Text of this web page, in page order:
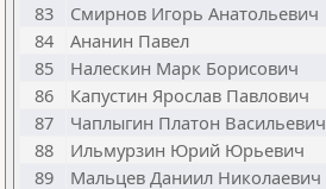
83
Смирнов Игорь Анатольевич
84
Ананин Павел
85
Налескин Марк Борисович
86
Капустин Ярослав Павлович
87
Чаплыгин Платон Васильевич
88
Ильмурзин Юрий Юрьевич
89
Мальцев Даниил Николаевич